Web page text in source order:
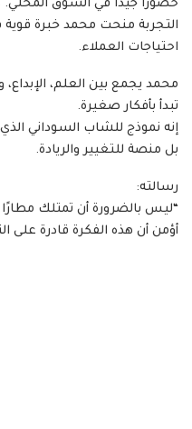
حضورًا جيدًا في السوق المحلي.
التجربة منحت محمد خبرة قوية
احتياجات العملاء.
محمد يجمع بين العلم، الإبداع،
تبدأ بأفكار صغيرة.
إنه نموذج للشاب السوداني
بل منصة للتغيير والريادة.
رسالته:
“ليس بالضرورة أن تمتلك
أؤمن أن هذه الفكرة قادرة على